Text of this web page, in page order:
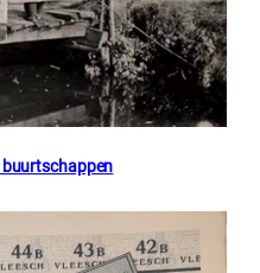
buurtschappen